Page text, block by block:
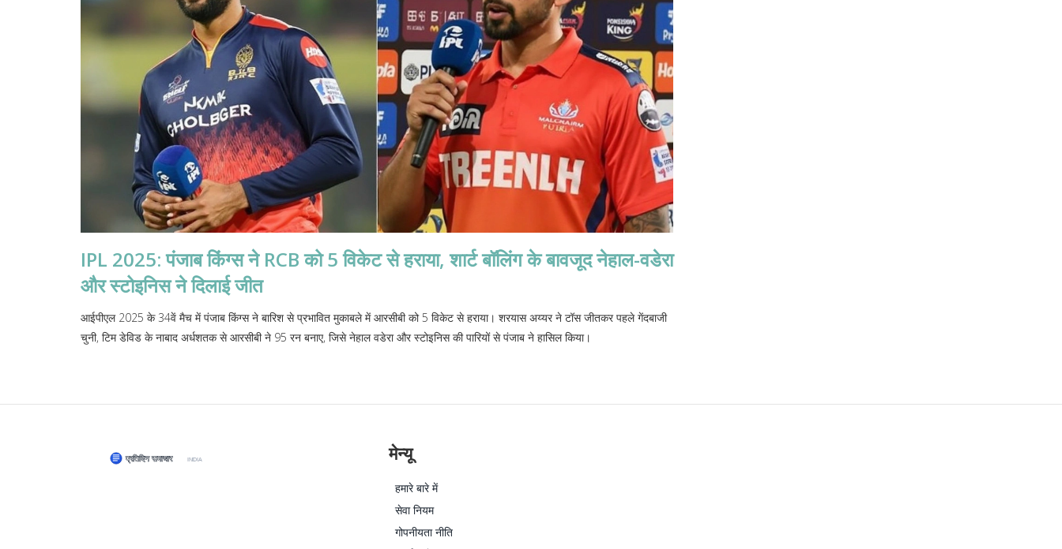
IPL 2025: पंजाब किंग्स ने RCB को 5 विकेट से हराया, शार्ट बॉलिंग के बावजूद नेहाल-वडेरा
और स्टोइनिस ने दिलाई जीत
आईपीएल 2025 के 34वें मैच में पंजाब किंग्स ने बारिश से प्रभावित मुकाबले में आरसीबी को 5 विकेट से हराया। शरयास अय्यर ने टॉस जीतकर पहले गेंदबाजी
चुनी, टिम डेविड के नाबाद अर्धशतक से आरसीबी ने 95 रन बनाए, जिसे नेहाल वडेरा और स्टोइनिस की पारियों से पंजाब ने हासिल किया।
मेन्यू
हमारे बारे में
सेवा नियम
गोपनीयता नीति